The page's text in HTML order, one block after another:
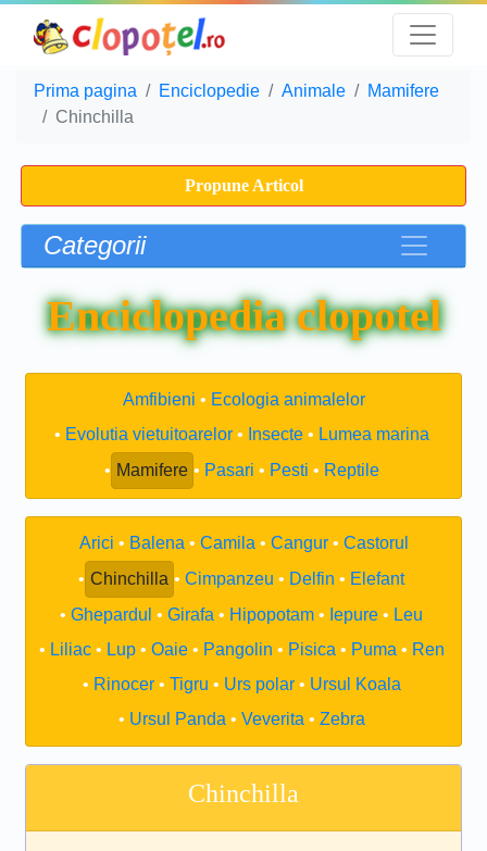
Prima pagina Enciclopedie Animale
Mamifere
Chinchilla
Propune Articol
Categorii
Enciclopedia clopotel
Amfibieni
Ecologia animalelor
Evolutia vietuitoarelor
Insecte
Lumea marina
Mamifere
Pasari Pesti Reptile
Arici Balena Camila Cangur
Castorul
Chinchilla
Cimpanzeu Delfin
Elefant
Ghepardul
Girafa Hipopotam Iepure
Leu
Liliac
Lup Oaie Pangolin Pisica Puma
Ren
Rinocer
Tigru Urs polar
Ursul Koala
Ursul Panda
Veverita Zebra
Chinchilla